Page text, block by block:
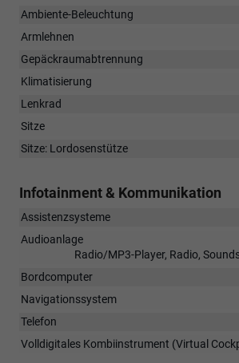
Ambiente-Beleuchtung
Armlehnen
Gepäckraumabtrennung
Klimatisierung
Lenkrad
Sitze
Sitze: Lordosenstütze
Infotainment & Kommunikation
Assistenzsysteme
Audioanlage
Radio/MP3-Player, Radio,
Bordcomputer
Navigationssystem
Telefon
Volldigitales Kombiinstrument (Virtual